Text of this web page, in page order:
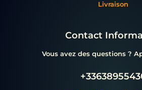
Livraison
Contact
Vous avez des questions ?